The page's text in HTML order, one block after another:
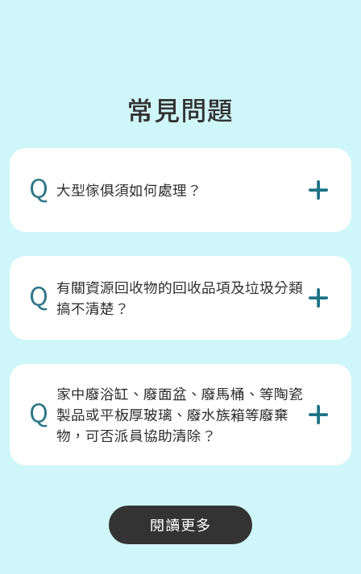
常見問題
Q 大型傢俱須如何處理？
Q 有關資源回收物的回收品項及垃圾分類
搞不清楚？
Q 家中廢浴缸、廢面盆、廢馬桶、等陶瓷
製品或平板厚玻璃、廢水族箱等廢棄
物，可否派員協助清除？
閱讀更多